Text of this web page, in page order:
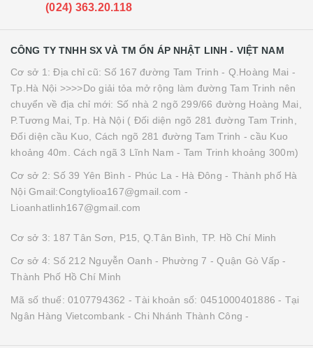
(024) 363.20.118
CÔNG TY TNHH SX VÀ TM ỔN ÁP NHẬT LINH - VIỆT NAM
Cơ sở 1: Địa chỉ cũ: Số 167 đường Tam Trinh - Q.Hoàng Mai -
Tp.Hà Nội >>>>Do giải tỏa mở rộng làm đường Tam Trinh nên
chuyển về địa chỉ mới: Số nhà 2 ngõ 299/66 đường Hoàng Mai,
P.Tương Mai, Tp. Hà Nội ( Đối diện ngõ 281 đường Tam Trinh,
Đối diện cầu Kuo, Cách ngõ 281 đường Tam Trinh - cầu Kuo
khoảng 40m. Cách ngã 3 Lĩnh Nam - Tam Trinh khoảng 300m)
Cơ sở 2: Số 39 Yên Bình - Phúc La - Hà Đông - Thành phố Hà
Nội Gmail:Congtylioa167@gmail.com -
Lioanhatlinh167@gmail.com
Cơ sở 3: 187 Tân Sơn, P15, Q.Tân Bình, TP. Hồ Chí Minh
Cơ sở 4: Số 212 Nguyễn Oanh - Phường 7 - Quận Gò Vấp -
Thành Phố Hồ Chí Minh
Mã số thuế: 0107794362 - Tài khoản số: 0451000401886 - Tại
Ngân Hàng Vietcombank - Chi Nhánh Thành Công -